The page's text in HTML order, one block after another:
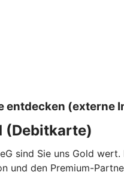
entdecken (externe
(Debitkarte)
sind Sie uns Gold
und den Premium-